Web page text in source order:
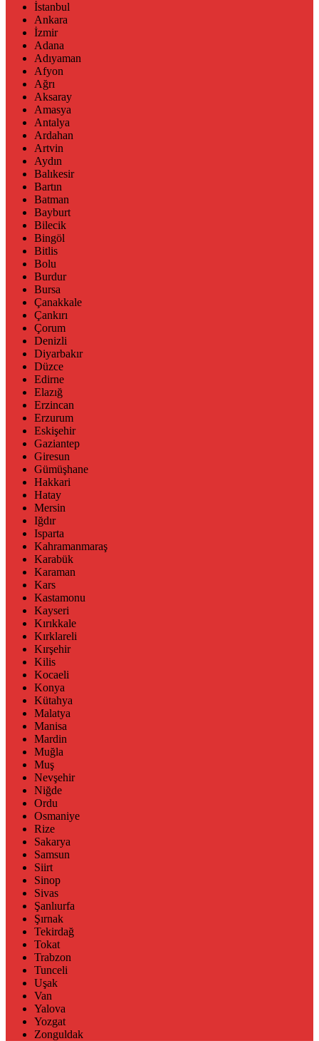
İstanbul
Ankara
İzmir
Adana
Adıyaman
Afyon
Ağrı
Aksaray
Amasya
Antalya
Ardahan
Artvin
Aydın
Balıkesir
Bartın
Batman
Bayburt
Bilecik
Bingöl
Bitlis
Bolu
Burdur
Bursa
Çanakkale
Çankırı
Çorum
Denizli
Diyarbakır
Düzce
Edirne
Elazığ
Erzincan
Erzurum
Eskişehir
Gaziantep
Giresun
Gümüşhane
Hakkari
Hatay
Mersin
Iğdır
Isparta
Kahramanmaraş
Karabük
Karaman
Kars
Kastamonu
Kayseri
Kırıkkale
Kırklareli
Kırşehir
Kilis
Kocaeli
Konya
Kütahya
Malatya
Manisa
Mardin
Muğla
Muş
Nevşehir
Niğde
Ordu
Osmaniye
Rize
Sakarya
Samsun
Siirt
Sinop
Sivas
Şanlıurfa
Şırnak
Tekirdağ
Tokat
Trabzon
Tunceli
Uşak
Van
Yalova
Yozgat
Zonguldak